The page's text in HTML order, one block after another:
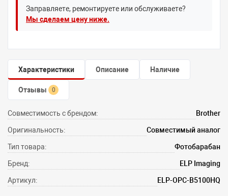
Заправляете, ремонтируете или обслуживаете?
Мы сделаем цену ниже.
Характеристики Описание Наличие
Отзывы 0
Совместимость с брендом: Brother
Оригинальность: Совместимый аналог
Тип товара: Фотобарабан
Бренд: ELP Imaging
Артикул: ELP-OPC-B5100HQ